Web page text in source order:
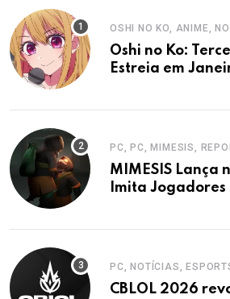
OSHI NO KO, ANIME,
Oshi no Ko:
Estreia em
PC, PC, MIMESIS,
MIMESIS Lança
Imita Jogadores
PC, NOTÍCIAS,
CBLOL 2026